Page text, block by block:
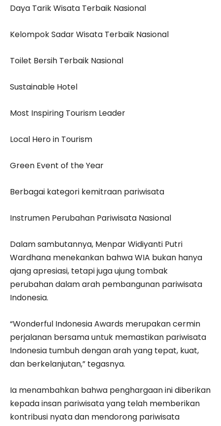
Daya Tarik Wisata Terbaik Nasional
Kelompok Sadar Wisata Terbaik Nasional
Toilet Bersih Terbaik Nasional
Sustainable Hotel
Most Inspiring Tourism Leader
Local Hero in Tourism
Green Event of the Year
Berbagai kategori kemitraan pariwisata
Instrumen Perubahan Pariwisata Nasional
Dalam sambutannya, Menpar Widiyanti Putri
Wardhana menekankan bahwa WIA bukan hanya
ajang apresiasi, tetapi juga ujung tombak
perubahan dalam arah pembangunan pariwisata
Indonesia.
“Wonderful Indonesia Awards merupakan cermin
perjalanan bersama untuk memastikan pariwisata
Indonesia tumbuh dengan arah yang tepat, kuat,
dan berkelanjutan,” tegasnya.
Ia menambahkan bahwa penghargaan ini diberikan
kepada insan pariwisata yang telah memberikan
kontribusi nyata dan mendorong pariwisata